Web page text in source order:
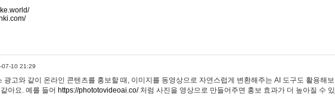
07-10 21:29
광고와 같이 온라인 콘텐츠를 홍보할 때, 이미지를 동영상으로 자연스럽게 변환해주는 AI 도구도 활용해보
아요. 예를 들어 https://phototovideoai.co/처럼 사진을 영상으로 만들어주면 홍보 효과가 더 높아질 수 있